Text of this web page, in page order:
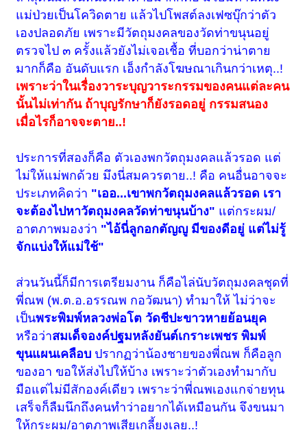
แม่ป่วยเป็นโควิดตาย แล้วไปโพสต์ลงเฟซบุ๊กว่าตัว
เองปลอดภัย เพราะมีวัตถุมงคลของวัดท่าขนุนอยู่
ตรวจไป ๓ ครั้งแล้วยังไม่เจอเชื้อ ที่บอกว่าน่าตาย
มากก็คือ อันดับแรก เอ็งกำลังโฆษณาเกินกว่าเหตุ..!
เพราะว่าในเรื่องวาระบุญวาระกรรมของคนแต่ละคน
นั้นไม่เท่ากัน ถ้าบุญรักษาก็ยังรอดอยู่ กรรมสนอง
เมื่อไรก็อาจจะตาย..!
ประการที่สองก็คือ ตัวเองพกวัตถุมงคลแล้วรอด แต่
ไม่ให้แม่พกด้วย มึงนี่สมควรตาย..! คือ คนอื่นอาจจะ
ประเภทคิดว่า "เออ...เขาพกวัตถุมงคลแล้วรอด เรา
จะต้องไปหาวัตถุมงคลวัดท่าขนุนบ้าง" แต่กระผม/
อาตภาพมองว่า "ไอ้นี่ลูกอกตัญญู มีของดีอยู่ แต่ไม่รู้
จักแบ่งให้แม่ใช้"
ส่วนวันนี้ก็มีการเตรียมงาน ก็คือไล่นับวัตถุมงคลชุดที่
พี่ณพ (พ.ต.อ.อรรณพ กอวัฒนา) ทำมาให้ ไม่ว่าจะ
เป็นพระพิมพ์หลวงพ่อโต วัดชีปะขาวหายย้อนยุค
หรือว่าสมเด็จองค์ปฐมหลังยันต์เกราะเพชร พิมพ์
ขุนแผนเคลือบ ปรากฏว่าน้องชายของพี่ณพ ก็คือลูก
ของอา ขอให้ส่งไปให้บ้าง เพราะว่าตัวเองทำมากับ
มือแต่ไม่มีสักองค์เดียว เพราะว่าพี่ณพเองแกจ่ายทุน
เสร็จก็ลืมนึกถึงคนทำว่าอยากได้เหมือนกัน จึงขนมา
ให้กระผม/อาตภาพเสียเกลี้ยงเลย..!